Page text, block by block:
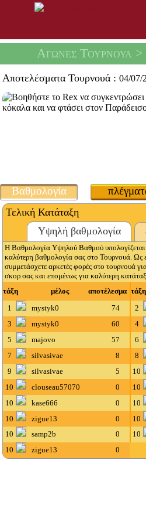
Αγώνες Τουρνουά >
Αποτελέσματα Τουρνουά :04/07/
Βαθμολογία
Τελική Κατάταξη
Υψηλή βαθμολογία
Η Βαθμολογία Υψηλού Βαθμού
καλύτερη βαθμολογία σας στο Τουρνουά. Ως
συμμετάσχετε αρκετές φορές στο τουρνουά
σκορ σας και επομένως για καλύτερη
τάξη
μέλος αποτέλεσμα τάξη
1
mystyk0 74 2
3
mystyk0 60 4
5
majovo 57 6
7
silvasivae 8 8
9
silvasivae 5 10
10
clouseau57070 0 10
10
kase666 0 10
10
zigue13 0 10
10
samp2b 0 10
10
zigue13 0